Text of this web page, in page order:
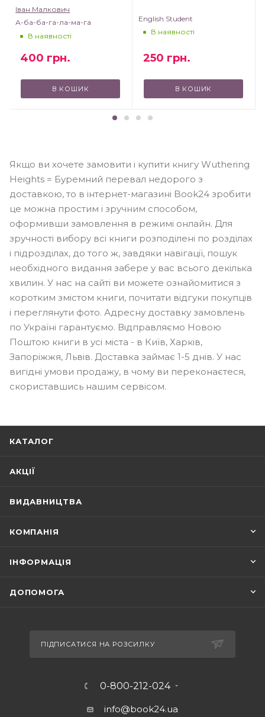
Іван Малкович
А-ба-ба-га-ла-ма-га
В наявності
400 грн.
В КОШИК
English Student
В наявності
250 грн.
В КОШИК
Якщо ви хочете замовити і купити книгу Wuthering
Heights = Буремний перевал недорого з
доставкою, то в інтернет-магазині Book24 зробити
це можна простим і зручним способом,
оформивши замовлення в режимі онлайн. Для
зручності вибору всі книги розподілені по розділах
і підрозділах, до того ж, завдяки навігації, пошук
необхідного видання забере у вас всього декілька
хвилин. У нас на сайті ви можете ознайомитися з
коротким змістом книги, почитати відгуки покупців
і переглянути фото. Адресну доставку замовлень
по Україні гарантуємо. Відправляємо Новою
Поштою книги в усі міста - в Київ, Харків,
Запоріжжя, Львів. Доставка займає 1-5 днів. У нас
вигідні умови продажу, в чому ви переконаєтеся,
скориставшись нашим сервісом.
КАТАЛОГ
АКЦІЇ
ВИДАВНИЦТВА
КОМПАНІЯ
ІНФОРМАЦІЯ
ДОПОМОГА
ПІДПИСАТИСЯ НА РОЗСИЛКУ
0-800-212-024
info@book24.ua